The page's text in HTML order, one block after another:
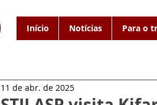
Início Notícias Para o
11 de abr. de 2025